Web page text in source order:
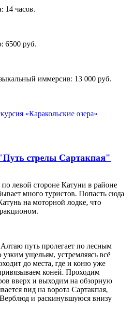
14 часов.
6500 руб.
иммерсив: 13 000 руб.
«Каракольские озера»
стрелы Сартакпая"
левой стороне Катуни в районе
много туристов. Попасть сюда
на моторной лодке, что
путь пролегает по лесным
ущельям, устремляясь всё
до места, где и коню уже
коней. Проходим
вверх и выходим на обзорную
вид на ворота Сартакпая,
и раскинувшуюся внизу